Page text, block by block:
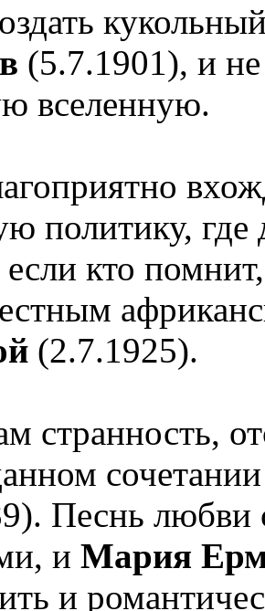
(5.7.1901), и
вселенную.
политику, где
кто
(2.7.1925).
странность,
Песнь любви
и Мария
и